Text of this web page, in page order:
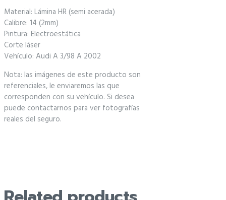
Material: Lámina HR (semi acerada)
Calibre: 14 (2mm)
Pintura: Electroestática
Corte láser
Vehículo: Audi A 3/98 A 2002
Nota: las imágenes de este producto son
referenciales, le enviaremos las que
corresponden con su vehículo. Si desea
puede contactarnos para ver fotografías
reales del seguro.